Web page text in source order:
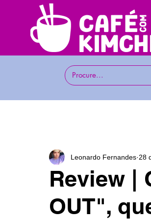
Review |
OUT",
Leonardo Fernandes 28